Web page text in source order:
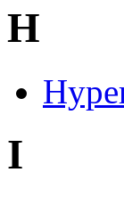
H
I